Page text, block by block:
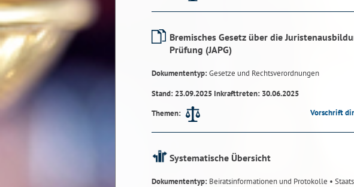
Bremisches Gesetz über die
Prüfung (JAPG)
Dokumententyp:Gesetze und Rechtsverordnungen
Stand: 23.09.2025 Inkrafttreten: 30.06.2025
Themen:
Vorschrift
Systematische Übersicht
Dokumententyp: Beiratsinformationen und Protokolle •